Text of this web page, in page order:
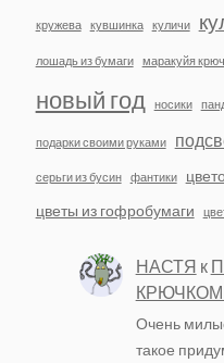
кружева кувшинка куличи
лошадь из бумаги маракуйя
новый год носики
подарки своими руками
серьги из бусин фантики
цветы из гофробумаги
НАСТЯ к
КРЮЧКОМ
Очень
такое